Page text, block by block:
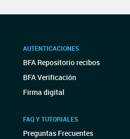
AUTENTICACIONES
BFA Repositorio recibos
BFA Verificación
Firma digital
FAQ Y TUTORIALES
Preguntas Frecuentes